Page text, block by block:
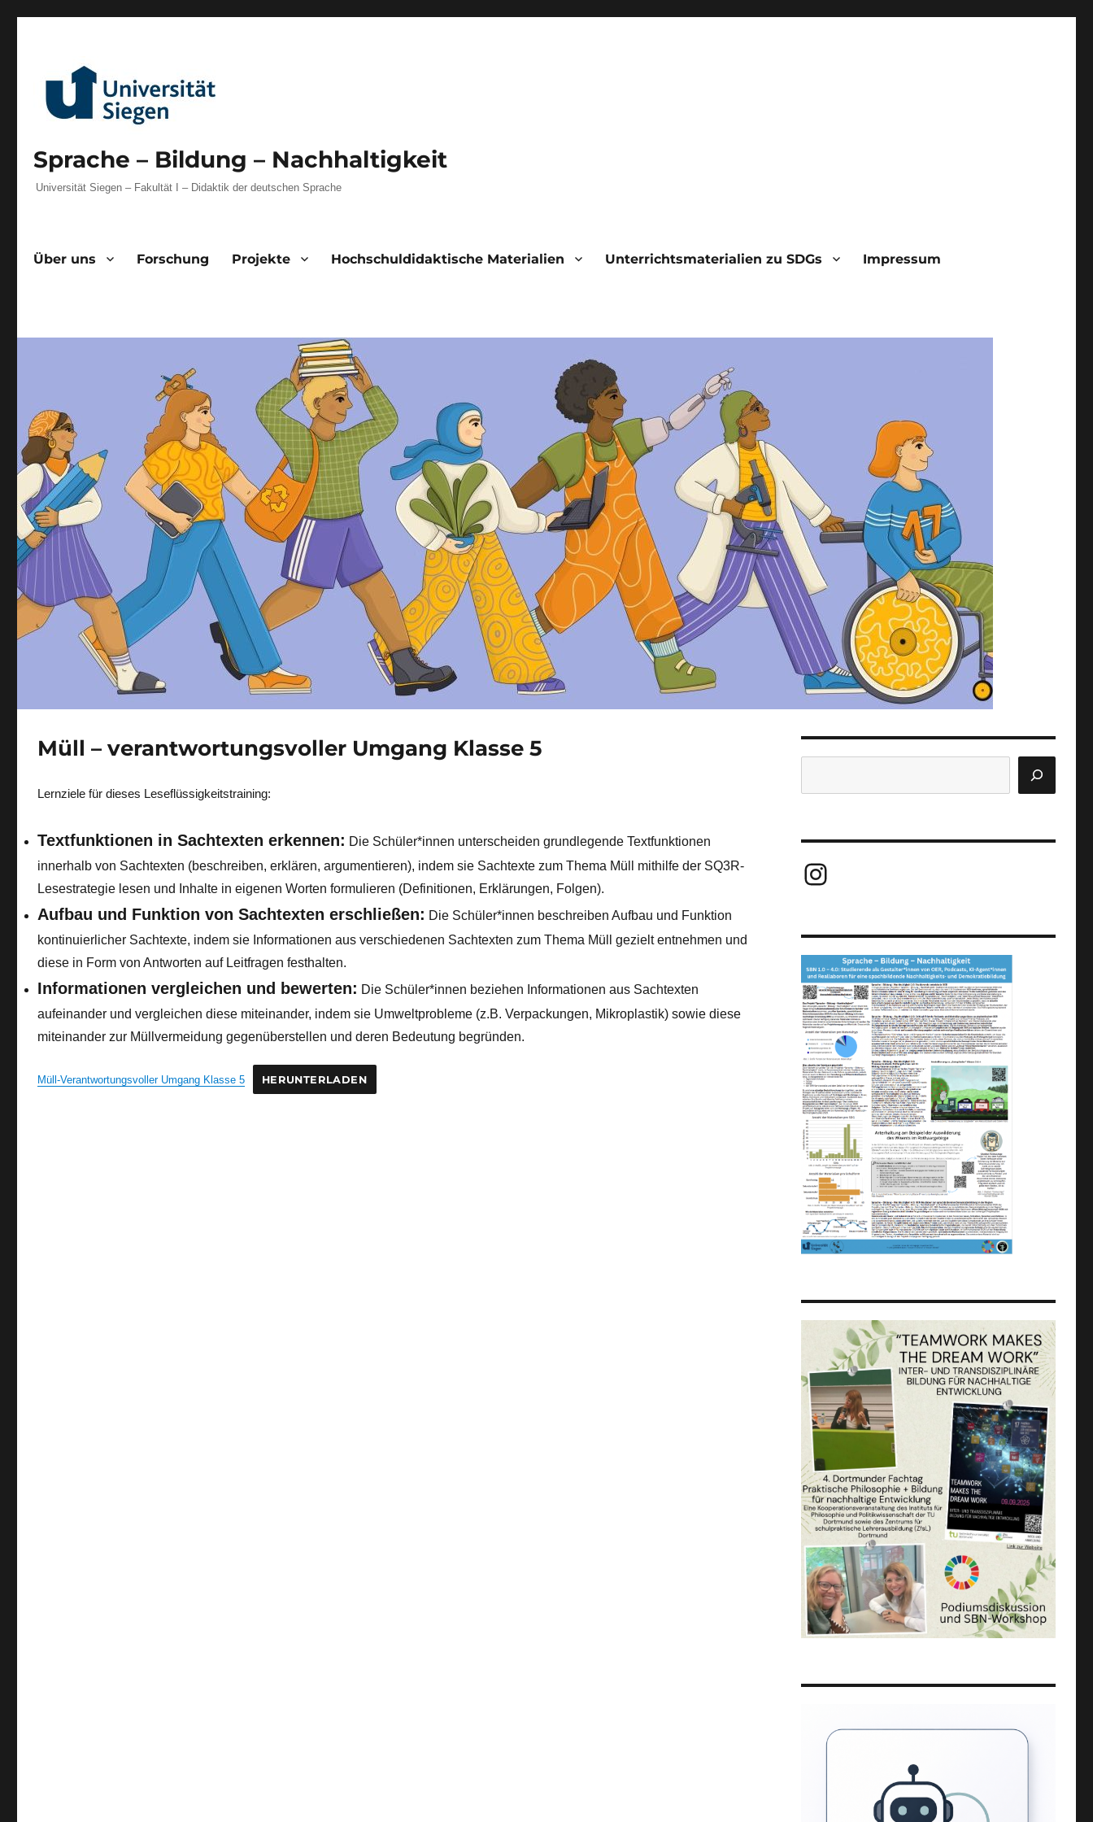
Sprache – Bildung – Nachhaltigkeit
Universität Siegen – Fakultät I – Didaktik der deutschen Sprache
Über uns Forschung Projekte Hochschuldidaktische Materialien Unterrichtsmaterialien zu SDGs Impressum
Müll – verantwortungsvoller Umgang Klasse 5
Lernziele für dieses Leseflüssigkeitstraining:
Textfunktionen in Sachtexten erkennen: Die Schüler*innen unterscheiden grundlegende Textfunktionen
innerhalb von Sachtexten (beschreiben, erklären, argumentieren), indem sie Sachtexte zum Thema Müll mithilfe der SQ3R-
Lesestrategie lesen und Inhalte in eigenen Worten formulieren (Definitionen, Erklärungen, Folgen).
Aufbau und Funktion von Sachtexten erschließen: Die Schüler*innen beschreiben Aufbau und Funktion
kontinuierlicher Sachtexte, indem sie Informationen aus verschiedenen Sachtexten zum Thema Müll gezielt entnehmen und
diese in Form von Antworten auf Leitfragen festhalten.
Informationen vergleichen und bewerten: Die Schüler*innen beziehen Informationen aus Sachtexten
aufeinander und vergleichen diese miteinander, indem sie Umweltprobleme (z.B. Verpackungen, Mikroplastik) sowie diese
miteinander zur Müllvermeidung gegenüberstellen und deren Bedeutung begründen.
Müll-Verantwortungsvoller Umgang Klasse 5 HERUNTERLADEN
Instagram